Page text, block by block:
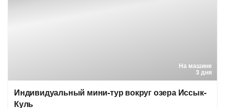
На машине
3 дня
Индивидуальный мини-тур вокруг озера Иссык-
Куль